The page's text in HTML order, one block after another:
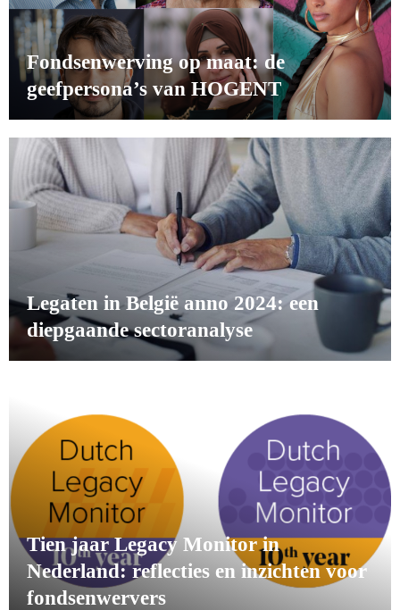
Fondsenwerving op maat: de
geefpersona’s van HOGENT
Legaten in België anno 2024: een
diepgaande sectoranalyse
Tien jaar Legacy Monitor in
Nederland: reflecties en inzichten voor
fondsenwervers